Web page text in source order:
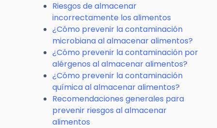
Riesgos de almacenar
incorrectamente los alimentos
¿Cómo prevenir la contaminación
microbiana al almacenar alimentos?
¿Cómo prevenir la contaminación por
alérgenos al almacenar alimentos?
¿Cómo prevenir la contaminación
química al almacenar alimentos?
Recomendaciones generales para
prevenir riesgos al almacenar
alimentos